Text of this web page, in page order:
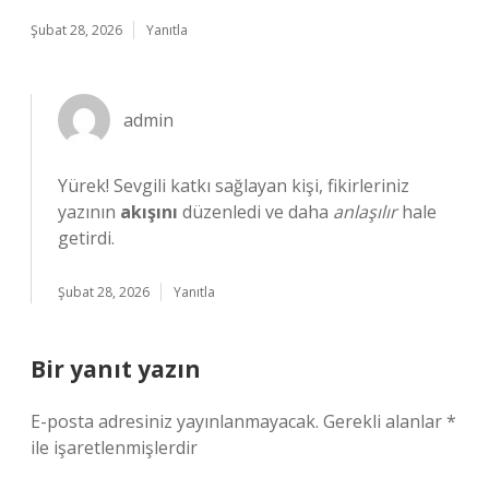
Şubat 28, 2026 Yanıtla
admin
Yürek! Sevgili katkı sağlayan kişi, fikirleriniz
yazının akışını düzenledi ve daha anlaşılırhale
getirdi.
Şubat 28, 2026 Yanıtla
Bir yanıt yazın
E-posta adresiniz yayınlanmayacak. Gerekli alanlar*
ile işaretlenmişlerdir